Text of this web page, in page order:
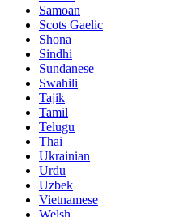
Samoan
Scots Gaelic
Shona
Sindhi
Sundanese
Swahili
Tajik
Tamil
Telugu
Thai
Ukrainian
Urdu
Uzbek
Vietnamese